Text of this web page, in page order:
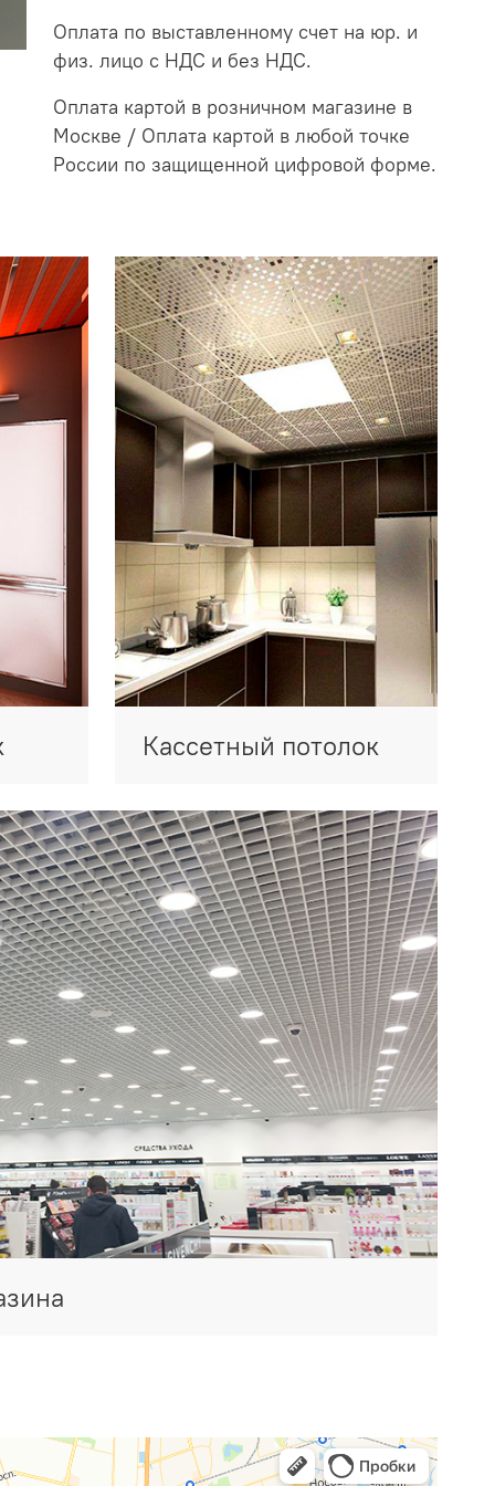
Оплата по выставленному счет на юр. и
физ. лицо с НДС и без НДС.
Оплата картой в розничном магазине в
Москве / Оплата картой в любой точке
России по защищенной цифровой форме.
Кассетный потолок